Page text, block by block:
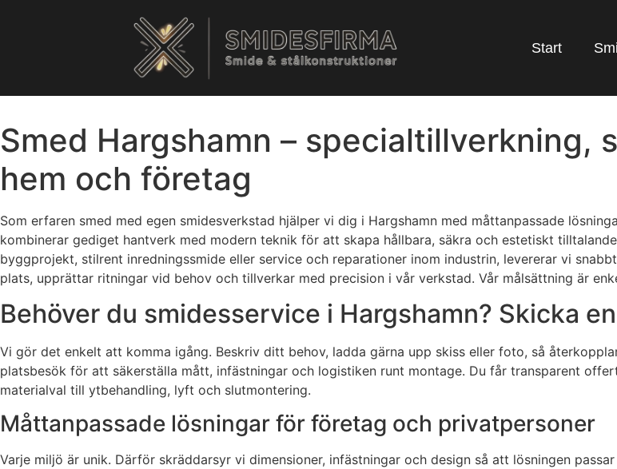
Start
Smed Hargshamn – specialtillverkning,
hem och företag
Som erfaren smed med egen smidesverkstad hjälper vi dig i Hargshamn med måttanpassade
kombinerar gediget hantverk med modern teknik för att skapa hållbara, säkra och estetiskt
byggprojekt, stilrent inredningssmide eller service och reparationer inom industrin, levererar vi
plats, upprättar ritningar vid behov och tillverkar med precision i vår verkstad. Vår målsättning är
Behöver du smidesservice i Hargshamn? Skicka
Vi gör det enkelt att komma igång. Beskriv ditt behov, ladda gärna upp skiss eller foto, så
platsbesök för att säkerställa mått, infästningar och logistiken runt montage. Du får transparent
materialval till ytbehandling, lyft och slutmontering.
Måttanpassade lösningar för företag och privatpersoner
Varje miljö är unik. Därför skräddarsyr vi dimensioner, infästningar och design så att lösningen